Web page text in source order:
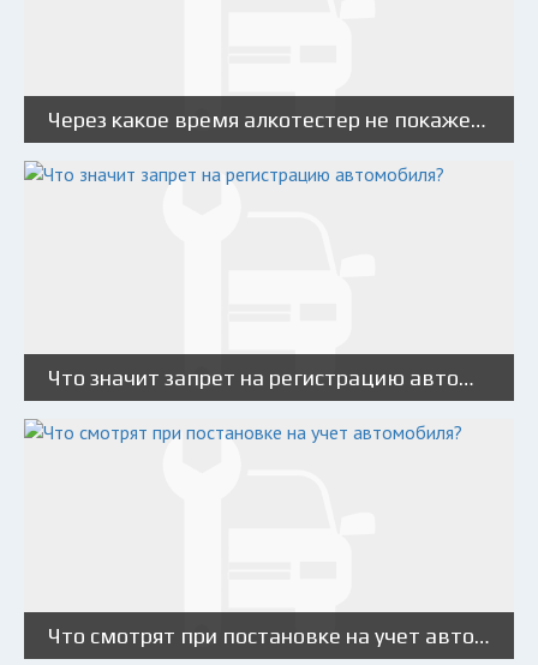
Через какое время алкотестер не покажет алкоголь?
Что значит запрет на регистрацию автомобиля?
Что смотрят при постановке на учет автомобиля?